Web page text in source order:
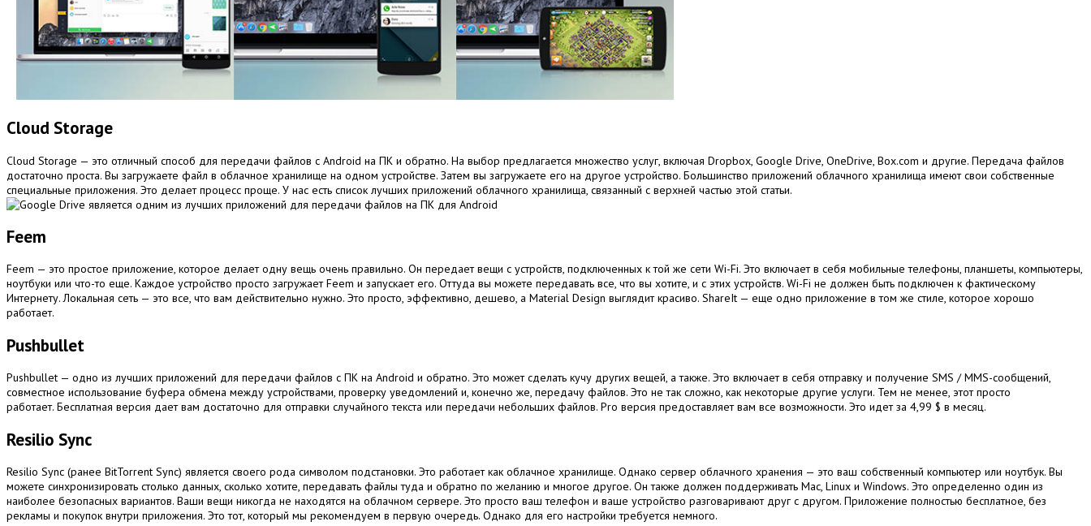
Cloud Storage
Cloud Storage — это отличный способ для передачи файлов с Android на ПК и обратно. На выбор предлагается множество услуг, включая Dropbox, Google Drive, OneDrive, Box.com и другие. Передача файлов
достаточно проста. Вы загружаете файл в облачное хранилище на одном устройстве. Затем вы загружаете его на другое устройство. Большинство приложений облачного хранилища имеют свои собственные
специальные приложения. Это делает процесс проще. У нас есть список лучших приложений облачного хранилища, связанный с верхней частью этой статьи.
Feem
Feem — это простое приложение, которое делает одну вещь очень правильно. Он передает вещи с устройств, подключенных к той же сети Wi-Fi. Это включает в себя мобильные телефоны, планшеты, компьютеры,
ноутбуки или что-то еще. Каждое устройство просто загружает Feem и запускает его. Оттуда вы можете передавать все, что вы хотите, и с этих устройств. Wi-Fi не должен быть подключен к фактическому
Интернету. Локальная сеть — это все, что вам действительно нужно. Это просто, эффективно, дешево, а Material Design выглядит красиво. ShareIt — еще одно приложение в том же стиле, которое хорошо
работает.
Pushbullet
Pushbullet — одно из лучших приложений для передачи файлов с ПК на Android и обратно. Это может сделать кучу других вещей, а также. Это включает в себя отправку и получение SMS / MMS-сообщений,
совместное использование буфера обмена между устройствами, проверку уведомлений и, конечно же, передачу файлов. Это не так сложно, как некоторые другие услуги. Тем не менее, этот просто
работает. Бесплатная версия дает вам достаточно для отправки случайного текста или передачи небольших файлов. Pro версия предоставляет вам все возможности. Это идет за 4,99 $ в месяц.
Resilio Sync
Resilio Sync (ранее BitTorrent Sync) является своего рода символом подстановки. Это работает как облачное хранилище. Однако сервер облачного хранения — это ваш собственный компьютер или ноутбук. Вы
можете синхронизировать столько данных, сколько хотите, передавать файлы туда и обратно по желанию и многое другое. Он также должен поддерживать Mac, Linux и Windows. Это определенно один из
наиболее безопасных вариантов. Ваши вещи никогда не находятся на облачном сервере. Это просто ваш телефон и ваше устройство разговаривают друг с другом. Приложение полностью бесплатное, без
рекламы и покупок внутри приложения. Это тот, который мы рекомендуем в первую очередь. Однако для его настройки требуется немного.